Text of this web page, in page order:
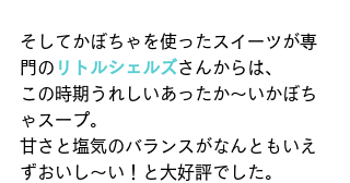
そしてかぼちゃを使ったスイーツが専
門の リトルシェルズさんからは、
この時期うれしいあったか〜いかぼち
ゃスープ。
甘さと塩気のバランスがなんともいえ
ずおいし〜い！と大好評でした。